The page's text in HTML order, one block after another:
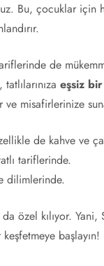
Bu, çocuklar için
de
eşsiz
misafirlerinize
de kahve ve
tariflerinde.
dilimlerinde.
özel kılıyor.
başlayın!